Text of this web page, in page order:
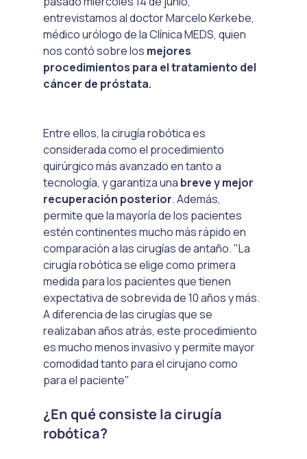
entrevistamos al doctor Marcelo Kerkebe,
médico urólogo de la Clínica MEDS, quien
nos contó sobre los mejores
procedimientos para el tratamiento del
cáncer de próstata.
Entre ellos, la cirugía robótica es
considerada como el procedimiento
quirúrgico más avanzado en tanto a
tecnología, y garantiza una breve y mejor
recuperación posterior. Además,
permite que la mayoría de los pacientes
estén continentes mucho más rápido en
comparación a las cirugías de antaño. "La
cirugía robótica se elige como primera
medida para los pacientes que tienen
expectativa de sobrevida de 10 años y más.
A diferencia de las cirugías que se
realizaban años atrás, este procedimiento
es mucho menos invasivo y permite mayor
comodidad tanto para el cirujano como
para el paciente"
¿En qué consiste la cirugía
robótica?